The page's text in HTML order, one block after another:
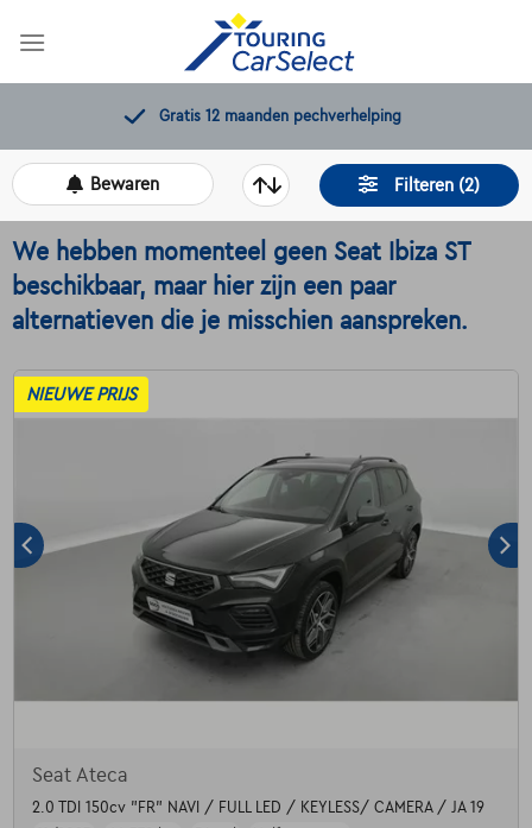
Gratis 12 maanden pechverhelping
Filteren (2)
Bewaren
We hebben momenteel geen Seat Ibiza ST
beschikbaar, maar hier zijn een paar
alternatieven die je misschien aanspreken.
NIEUWE PRIJS
Seat Ateca
2.0 TDI 150cv "FR" NAVI / FULL LED / KEYLESS/ CAMERA / JA 19